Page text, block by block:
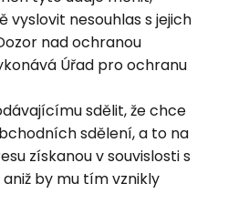
vyslovit nesouhlas s jejich
nad ochranou
Úřad pro ochranu
sdělit, že chce
sdělení, a to na
získanou v souvislosti s
by mu tím vznikly